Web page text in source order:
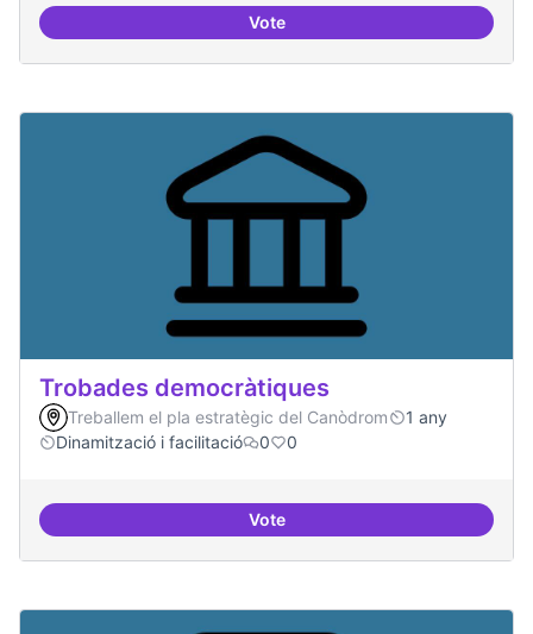
VoteSuport a projectes digitals i
Trobades democràtiques
Treballem el pla estratègic del Canòdrom
1 any
Dinamització i facilitació
0 0
VoteTrobades democràtiques